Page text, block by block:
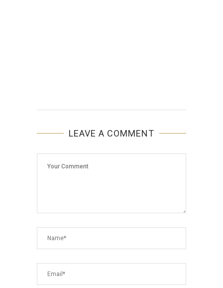
LEAVE A COMMENT